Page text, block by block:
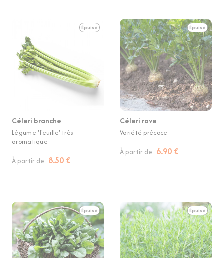
Épuisé
Céleri branche
Légume 'feuille' très
aromatique
À partir de 8.50 €
Épuisé
Céleri rave
Variété précoce
À partir de 6.90 €
Épuisé Épuisé